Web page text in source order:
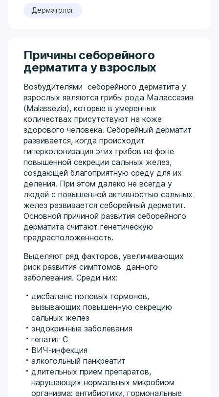
Дерматолог
Причины себорейного
дерматита у взрослых
Возбудителями себорейного дерматита у
взрослых являются грибы рода Малассезия
(Malassezia), которые в умеренных
количествах присутствуют на коже
здорового человека. Себорейный дерматит
развивается, когда происходит
гиперколонизация этих грибов на фоне
повышенной секреции сальных желез,
создающей благоприятную среду для их
деления. При этом далеко не всегда у
людей с повышенной активностью сальных
желез развивается себорейный дерматит.
Основной причиной развития себорейного
дерматита считают генетическую
предрасположенность.
Выделяют ряд факторов, увеличивающих
риск развития симптомов данного
заболевания. Среди них:
дисбаланс половых гормонов,
вызывающих повышенную секрецию
сальных желез
эндокринные заболевания
гепатит С
ВИЧ-инфекция
алкогольный панкреатит
длительных прием препаратов,
нарушающих нормальных микробиом
организма: антибиотики, гормональные